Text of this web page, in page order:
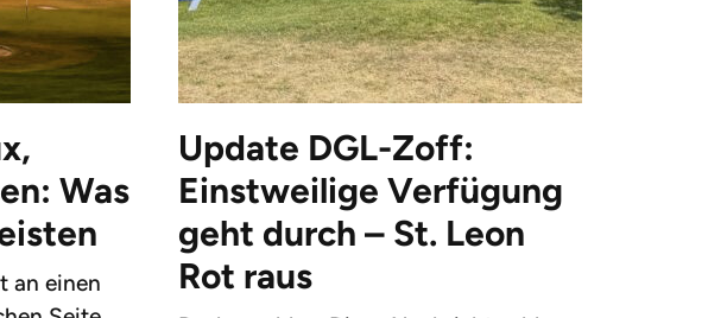
Was
an einen
Update DGL-Zoff:
Einstweilige Verfügung
geht durch – St. Leon
Rot raus